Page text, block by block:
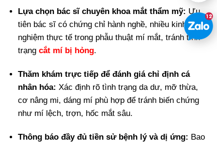
Lựa chọn bác sĩ chuyên khoa mắt thẩm mỹ: Ưu
tiên bác sĩ có chứng chỉ hành nghề, nhiều kinh
nghiệm thực tế trong phẫu thuật mí mắt, tránh tính
trạngcắt mí bị hỏng.
Thăm khám trực tiếp để đánh giá chỉ định cá
nhân hóa:Xác định rõ tình trạng da dư, mỡ thừa,
cơ nâng mi, dáng mí phù hợp để tránh biến chứng
như mí lệch, trợn, hốc mắt sâu.
Thông báo đầy đủ tiền sử bệnh lý và dị ứng: Bao